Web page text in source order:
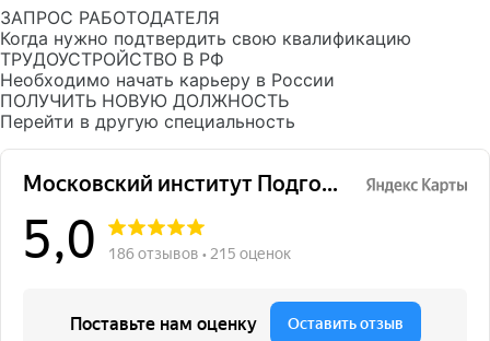
ЗАПРОС РАБОТОДАТЕЛЯ
Когда нужно подтвердить свою квалификацию
ТРУДОУСТРОЙСТВО В РФ
Необходимо начать карьеру в России
ПОЛУЧИТЬ НОВУЮ ДОЛЖНОСТЬ
Перейти в другую специальность